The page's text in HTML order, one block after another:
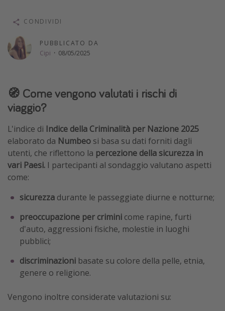
Vacanze con bambini
Viaggi per single
Travel magazine
Calendario di viaggio
Festività del 2026
Città più visitate
PUBBLICATO DA
Cipi · 08/05/2025
CONDIVIDI
🧭 Come vengono valutati i rischi di
viaggio?
L'indice di Indice della Criminalità per Nazione 2025
elaborato da Numbeo si basa su dati forniti dagli
utenti, che riflettono la percezione della sicurezza in
vari Paesi. I partecipanti al sondaggio valutano aspetti
come:
sicurezza durante le passeggiate diurne e notturne;
preoccupazione per crimini come rapine, furti
d'auto, aggressioni fisiche, molestie in luoghi
pubblici;
discriminazioni basate su colore della pelle, etnia,
genere o religione.
Vengono inoltre considerate valutazioni su: